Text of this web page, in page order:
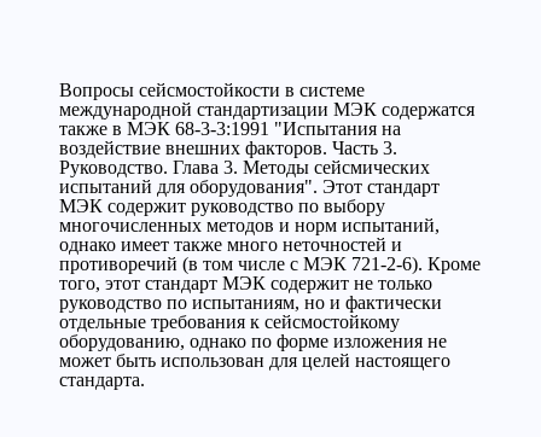
Вопросы сейсмостойкости в системе
международной стандартизации МЭК содержатся
также в МЭК 68-3-3:1991 "Испытания на
воздействие внешних факторов. Часть 3.
Руководство. Глава 3. Методы сейсмических
испытаний для оборудования". Этот стандарт
МЭК содержит руководство по выбору
многочисленных методов и норм испытаний,
однако имеет также много неточностей и
противоречий (в том числе с МЭК 721-2-6). Кроме
того, этот стандарт МЭК содержит не только
руководство по испытаниям, но и фактически
отдельные требования к сейсмостойкому
оборудованию, однако по форме изложения не
может быть использован для целей настоящего
стандарта.